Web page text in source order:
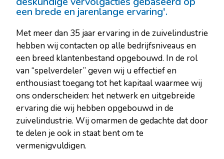
een brede en jarenlange ervaring'.
Met meer dan 35 jaar ervaring in de zuivelindustrie
hebben wij contacten op alle bedrijfsniveaus en
een breed klantenbestand opgebouwd. In de rol
van “spelverdeler” geven wij u effectief en
enthousiast toegang tot het kapitaal waarmee wij
ons onderscheiden: het netwerk en uitgebreide
ervaring die wij hebben opgebouwd in de
zuivelindustrie. Wijomarmen de gedachte dat door
te delen je ook in staat bent om te
vermenigvuldigen.